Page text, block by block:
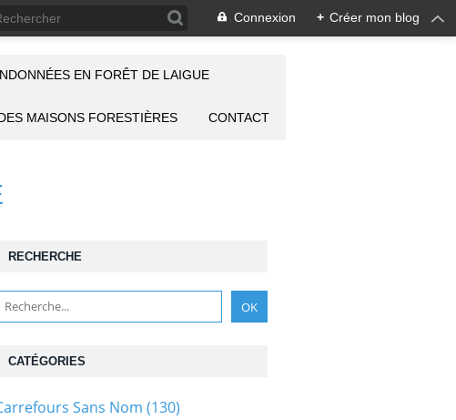
Connexion + Créer mon blog
EN FORÊT DE LAIGUE
MAISONS FORESTIÈRES CONTACT
RECHERCHE
CATÉGORIES
Sans Nom (130)